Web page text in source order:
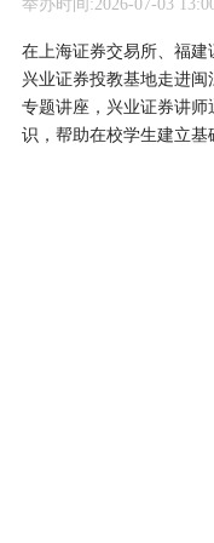
在上海证券交易所、福建
兴业证券投教基地走进闽
专题讲座，兴业证券讲
识，帮助在校学生建立基